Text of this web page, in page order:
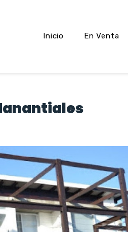
Inicio En Venta